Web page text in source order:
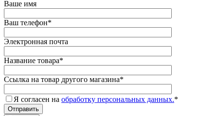
Ваше имя
Ваш телефон*
Электронная почта
Название товара*
Ссылка на товар другого магазина*
Я согласен на обработку персональных данных.*